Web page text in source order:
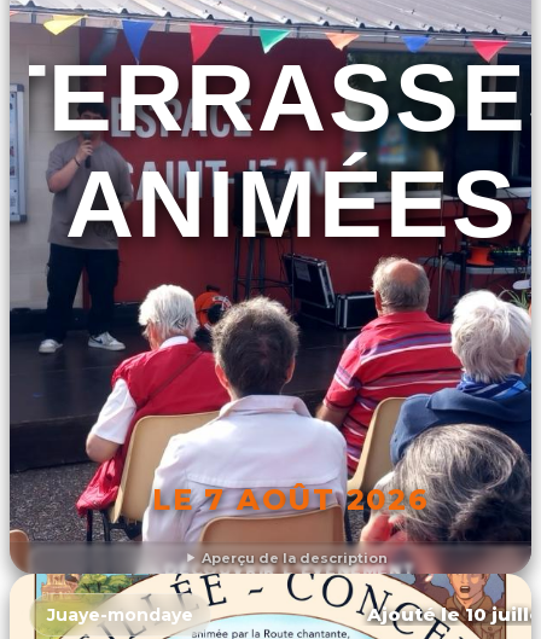
Aperçu de la description
ANIMÉES
LE 7 AOÛT 2026
DÉCOUVRIR L'ÉVÉNEMENT
Juaye-mondaye Ajouté le 10